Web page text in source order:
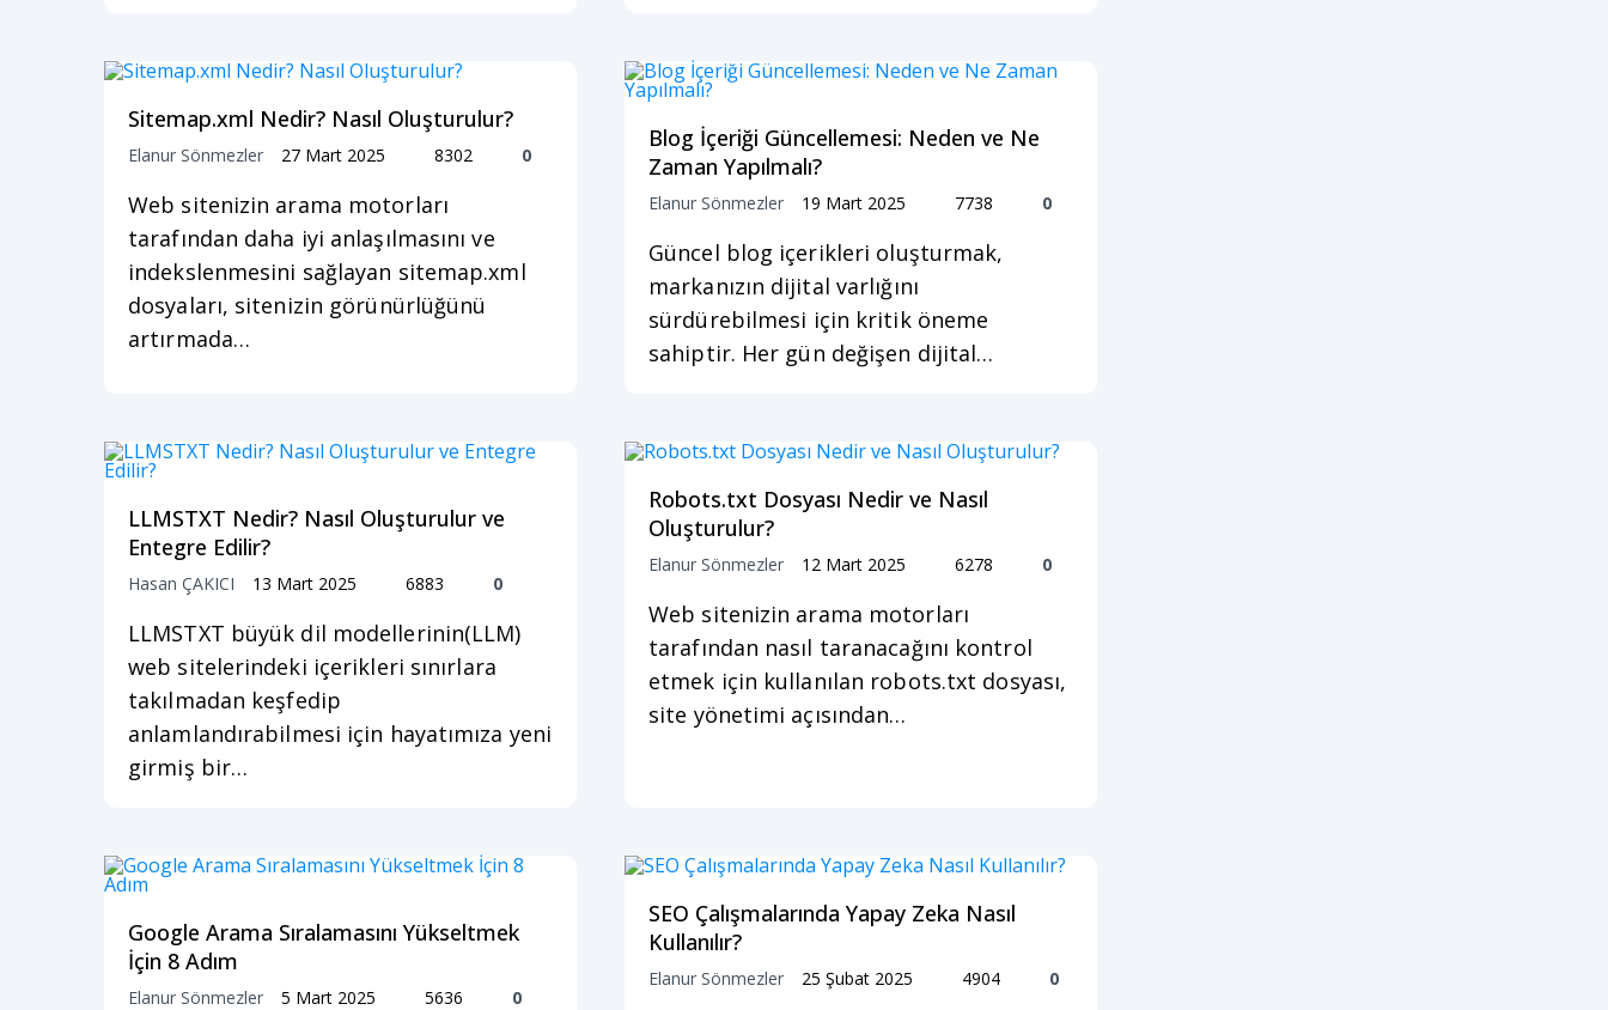
Sitemap.xml Nedir? Nasıl Oluşturulur?
Elanur Sönmezler 27 Mart 2025 8302 0
Web sitenizin arama motorları
tarafından daha iyi anlaşılmasını ve
indekslenmesini sağlayan sitemap.xml
dosyaları, sitenizin görünürlüğünü
artırmada…
Blog İçeriği Güncellemesi: Neden ve Ne
Zaman Yapılmalı?
Elanur Sönmezler 19 Mart 2025 7738 0
Güncel blog içerikleri oluşturmak,
markanızın dijital varlığını
sürdürebilmesi için kritik öneme
sahiptir. Her gün değişen dijital…
LLMSTXT Nedir? Nasıl Oluşturulur ve
Entegre Edilir?
Hasan ÇAKICI 13 Mart 2025 6883 0
LLMSTXT büyük dil modellerinin(LLM)
web sitelerindeki içerikleri sınırlara
takılmadan keşfedip
anlamlandırabilmesi için hayatımıza yeni
girmiş bir…
Robots.txt Dosyası Nedir ve Nasıl
Oluşturulur?
Elanur Sönmezler 12 Mart 2025 6278 0
Web sitenizin arama motorları
tarafından nasıl taranacağını kontrol
etmek için kullanılan robots.txt dosyası,
site yönetimi açısından…
Google Arama Sıralamasını Yükseltmek
İçin 8 Adım
Elanur Sönmezler 5 Mart 2025 5636 0
SEO Çalışmalarında Yapay Zeka Nasıl
Kullanılır?
Elanur Sönmezler 25 Şubat 2025 4904 0